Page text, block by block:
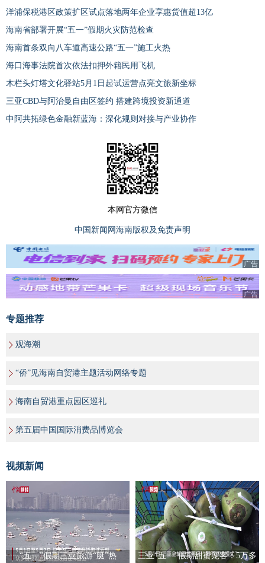
洋浦保税港区政策扩区试点落地两年企业享惠货值超13亿
海南省部署开展“五一”假期火灾防范检查
海南首条双向八车道高速公路“五一”施工火热
海口海事法院首次依法扣押外籍民用飞机
木栏头灯塔文化驿站5月1日起试运营点亮文旅新坐标
三亚CBD与阿治曼自由区签约 搭建跨境投资新通道
中阿共拓绿色金融新蓝海：深化规则对接与产业协作
本网官方微信
中国新闻网海南版权及免责声明
广告
广告
专题推荐
观海潮
“侨”见海南自贸港主题活动网络专题
海南自贸港重点园区巡礼
第五届中国国际消费品博览会
视频新闻
“五一”假期三亚旅游“艇”热
三亚“五一”假期甜蜜宠客：5万多